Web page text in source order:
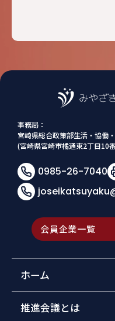
事務局：
宮崎県総合政策部生活・協働
(宮崎県宮崎市橘通東2丁目10
0985-26-7040
会員企業一覧
ホーム
推進会議とは